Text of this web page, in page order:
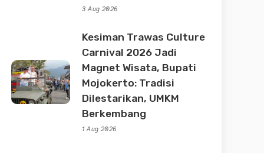
3 Aug 2026
Kesiman Trawas Culture
Carnival 2026 Jadi
Magnet Wisata, Bupati
Mojokerto: Tradisi
Dilestarikan, UMKM
Berkembang
1 Aug 2026